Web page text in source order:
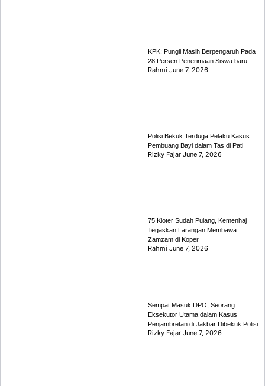
KPK: Pungli Masih Berpengaruh Pada
28 Persen Penerimaan Siswa baru
RahmiJune 7, 2026
Polisi Bekuk Terduga Pelaku Kasus
Pembuang Bayi dalam Tas di Pati
Rizky FajarJune 7, 2026
75 Kloter Sudah Pulang, Kemenhaj
Tegaskan Larangan Membawa
Zamzam di Koper
RahmiJune 7, 2026
Sempat Masuk DPO, Seorang
Eksekutor Utama dalam Kasus
Penjambretan di Jakbar Dibekuk Polisi
Rizky FajarJune 7, 2026